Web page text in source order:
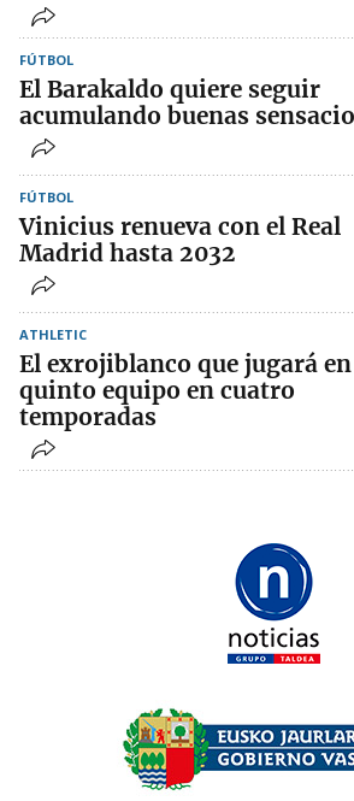
FÚTBOL
El Barakaldo quiere seguir
acumulando buenas
FÚTBOL
Vinicius renueva con el Real
Madrid hasta 2032
ATHLETIC
El exrojiblanco que jugará
quinto equipo en cuatro
temporadas